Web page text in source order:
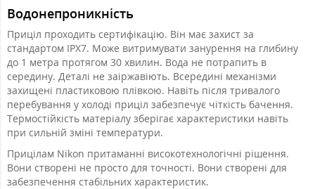
Водонепроникність
Приціл проходить сертифікацію. Він має захист за
стандартом IPX7. Може витримувати занурення на глибину
до 1 метра протягом 30 хвилин. Вода не потрапить в
середину. Деталі не заіржавіють. Всередині механізми
захищені пластиковою плівкою. Навіть після тривалого
перебування у холоді приціл забезпечує чіткість бачення.
Термостійкість матеріалу зберігає характеристики навіть
при сильній зміні температури.
Прицілам Nikon притаманні високотехнологічні рішення.
Вони створені не просто для точності. Вони створені для
забезпечення стабільних характеристик.